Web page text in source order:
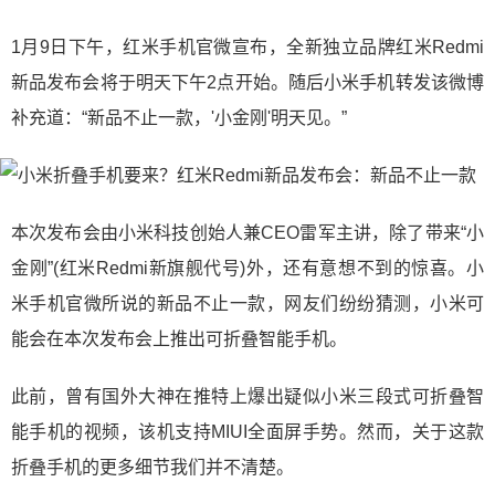
1月9日下午，红米手机官微宣布，全新独立品牌红米Redmi
新品发布会将于明天下午2点开始。随后小米手机转发该微博
补充道：“新品不止一款，'小金刚'明天见。”
本次发布会由小米科技创始人兼CEO雷军主讲，除了带来“小
金刚”(红米Redmi新旗舰代号)外，还有意想不到的惊喜。小
米手机官微所说的新品不止一款，网友们纷纷猜测，小米可
能会在本次发布会上推出可折叠智能手机。
此前，曾有国外大神在推特上爆出疑似小米三段式可折叠智
能手机的视频，该机支持MIUI全面屏手势。然而，关于这款
折叠手机的更多细节我们并不清楚。